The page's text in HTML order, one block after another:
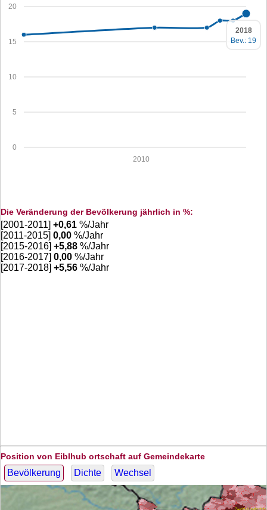
0
5
10
15
20
2010
2018
Bev.: 19
Die Veränderung der Bevölkerung jährlich in %:
[2001-2011] +0,61 %/Jahr
[2011-2015] 0,00 %/Jahr
[2015-2016] +5,88 %/Jahr
[2016-2017] 0,00 %/Jahr
[2017-2018] +5,56 %/Jahr
Position von Eiblhub ortschaft auf Gemeindekarte
Bevölkerung Dichte Wechsel